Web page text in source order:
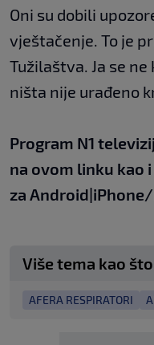
Oni su dobili
vještačenje. To je
Tužilaštva. Ja se
ništa nije urađeno
Program N1
na ovom linku kao
za Android|
Više tema kao
AFERA RESPIRATORI